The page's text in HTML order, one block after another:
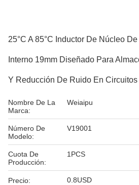
25°C A 85°C Inductor De Núcleo
Interno 19mm Diseñado Para
Y Reducción De Ruido En
Nombre De La
Marca:
Weiaipu
Número De
Modelo:
V19001
Cuota De
Producción:
1PCS
Precio: 0.8USD